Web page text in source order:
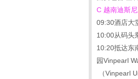
C 越南迪斯
09:30酒店大
10:00从码头
10:20抵达东
园Vinpearl
（Vinpearl